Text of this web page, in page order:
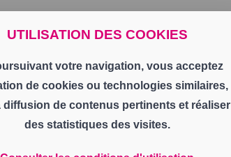
UTILISATION DES COOKIES
votre navigation, vous acceptez
de cookies ou technologies similaires,
diffusion de contenus pertinents et réaliser
des statistiques des visites.